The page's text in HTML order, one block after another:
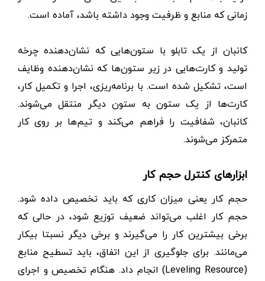
زمانی که منابع و ظرفیت وجود داشته باشد، آماده است.
کانبان از یک تابلو با ستون‌هایی که نشان‌دهنده چرخه
تولید و کارت‌هایی در زیر ستون‌ها که نشان‌دهنده وظایف
است، تشکیل شده است. با برنامه‌ریزی، اجرا و تکمیل کار،
کارت‌ها از یک ستون به ستون دیگر منتقل می‌شوند.
کانبان، شفافیت را فراهم می‌کند و تیم‌ها بر روی کار
متمرکز می‌شوند.
ابزارهای کنترل حجم کار
حجم کار یعنی میزان کاری که باید تخصیص داده شود.
حجم کار اغلب می‌تواند ضعیف توزیع شود، در حالی که
برخی بیشترین کار را می‌گیرند و برخی دیگر نسبتا بیکار
می‌مانند. برای جلوگیری از این اتفاق، باید تسطیح منابع
(Leveling Resource) انجام داد. هنگام تخصیص و اجرای